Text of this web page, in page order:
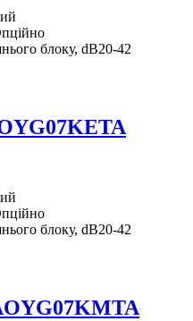
блоку, dB20-42
блоку, dB20-42